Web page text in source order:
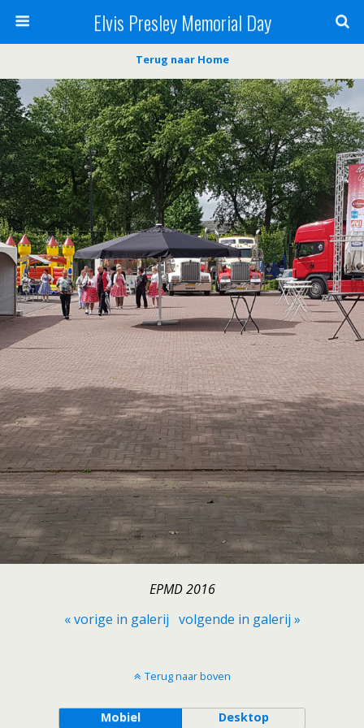
Elvis Presley Memorial Day
Terug naar Home
EPMD 2016
« vorige in galerij volgende in galerij »
Terug naar boven
Mobiel Desktop